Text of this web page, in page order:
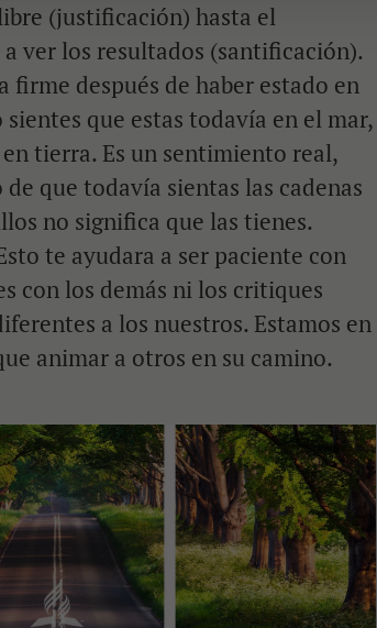
(justificación) hasta el
ver los resultados (santificación).
firme después de haber estado en
que estas todavía en el mar,
tierra. Es un sentimiento real,
que todavía sientas las cadenas
no significa que las tienes.
te ayudara a ser paciente con
con los demás ni los critiques
a los nuestros. Estamos en
animar a otros en su camino.